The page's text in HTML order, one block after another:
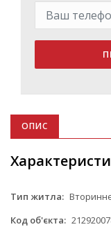
ОПИС
Тип житла:
Код об'єкта: